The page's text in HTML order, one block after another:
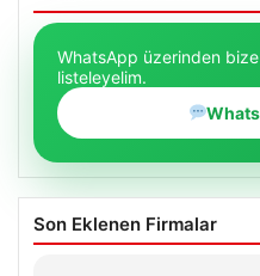
WhatsApp üzerinden bize
listeleyelim.
Son Eklenen Firmalar